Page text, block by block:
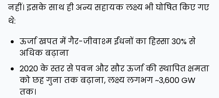
नहीं। इसके साथ ही अन्य सहायक लक्ष्य भी घोषित किए गए
थे:
ऊर्जा खपत में गैर-जीवाश्म ईंधनों का हिस्सा 30% से
अधिक बढ़ाना
2020 के स्तर से पवन और सौर ऊर्जा की स्थापित क्षमता
को छह गुना तक बढ़ाना, लक्ष्य लगभग ~3,600 GW
तक।